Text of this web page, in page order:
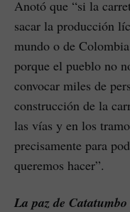
Anotó que “si la
sacar la producción
mundo o de
porque el pueblo no
convocar miles de
construcción de la
las vías y en los
precisamente para
queremos hacer”.
La paz de